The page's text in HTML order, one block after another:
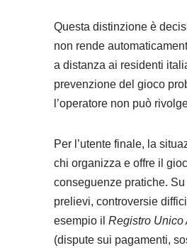
Questa distinzione è
non rende
a distanza ai residenti
prevenzione del gioco
l’operatore non può
Per l’utente finale, la
chi organizza e offre il
conseguenze pratiche.
prelievi, controversie
esempio il Registro Unico
(dispute sui pagamenti,